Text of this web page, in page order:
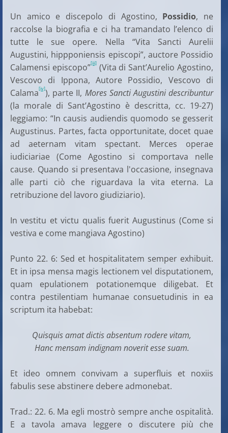
Un amico e discepolo di Agostino, Possidio, ne
raccolse la biografia e ci ha tramandato l’elenco di
tutte le sue opere. Nella “Vita Sancti Aurelii
Augustini, hippponiensis episcopi”, auctore Possidio
Calamensi episcopo”[iii](Vita di Sant’Aurelio Agostino,
Vescovo di Ippona, Autore Possidio, Vescovo di
Calama[iv]), parte II, Mores Sancti Augustini describuntur
(la morale di Sant’Agostino è descritta, cc. 19-27)
leggiamo: “In causis audiendis quomodo se gesserit
Augustinus. Partes, facta opportunitate, docet quae
ad aeternam vitam spectant. Merces operae
iudiciariae (Come Agostino si comportava nelle
cause. Quando si presentava l'occasione, insegnava
alle parti ciò che riguardava la vita eterna. La
retribuzione del lavoro giudiziario).
In vestitu et victu qualis fuerit Augustinus (Come si
vestiva e come mangiava Agostino)
Punto 22. 6: Sed et hospitalitatem semper exhibuit.
Et in ipsa mensa magis lectionem vel disputationem,
quam epulationem potationemque diligebat. Et
contra pestilentiam humanae consuetudinis in ea
scriptum ita habebat:
Quisquis amat dictis absentum rodere vitam,
Hanc mensam indignam noverit esse suam.
Et ideo omnem convivam a superfluis et noxiis
fabulis sese abstinere debere admonebat.
Trad.: 22. 6. Ma egli mostrò sempre anche ospitalità.
E a tavola amava leggere o discutere più che